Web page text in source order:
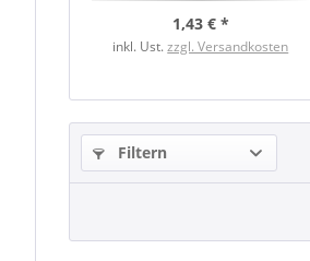
1,43 € *
inkl. Ust.zzgl. Versandkosten
Filtern